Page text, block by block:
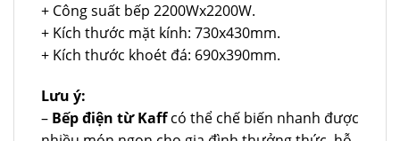
+ Công suất bếp 2200Wx2200W.
+ Kích thước mặt kính: 730x430mm.
+ Kích thước khoét đá: 690x390mm.
Lưu ý:
– Bếp điện từ Kaffcó thể chế biến nhanh được